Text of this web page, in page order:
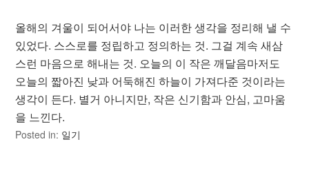
올해의 겨울이 되어서야 나는 이러한 생각을 정리해 낼 수
있었다. 스스로를 정립하고 정의하는 것. 그걸 계속 새삼
스런 마음으로 해내는 것. 오늘의 이 작은 깨달음마저도
오늘의 짧아진 낮과 어둑해진 하늘이 가져다준 것이라는
생각이 든다. 별거 아니지만, 작은 신기함과 안심, 고마움
을 느낀다.
Posted in: 일기